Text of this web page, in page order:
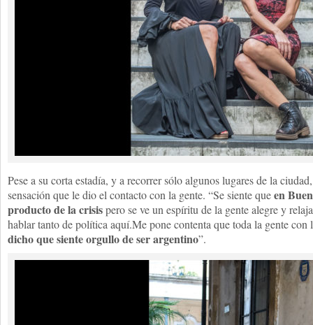
Pese a su corta estadía, y a recorrer sólo algunos lugares de la
sensación que le dio el contacto con la gente. “Se siente queen
producto de la crisispero se ve un espíritu de la gente alegre y
hablar tanto de política aquí.Me pone contenta que toda la gente
dicho que siente orgullo de ser argentino”.